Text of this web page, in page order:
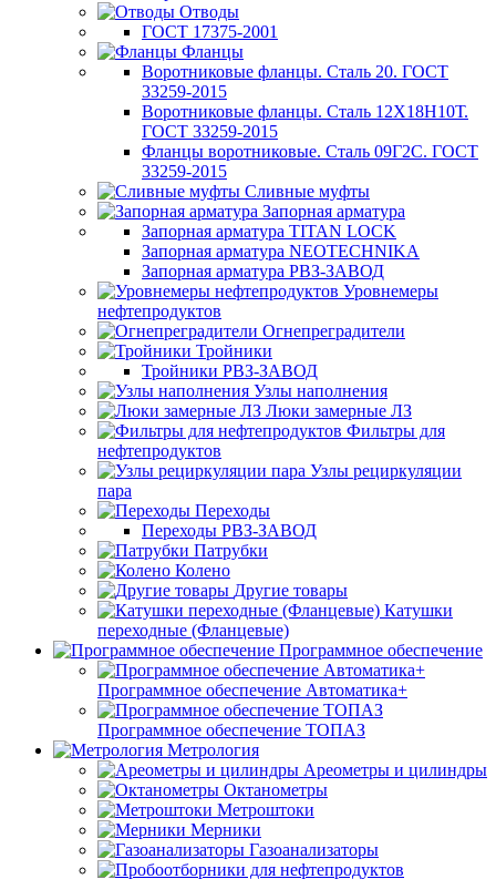
Отводы
ГОСТ 17375-2001
Фланцы
Воротниковые фланцы. Сталь 20. ГОСТ
33259-2015
Воротниковые фланцы. Сталь 12Х18Н10Т.
ГОСТ 33259-2015
Фланцы воротниковые. Сталь 09Г2С. ГОСТ
33259-2015
Сливные муфты
Запорная арматура
Запорная арматура TITAN LOCK
Запорная арматура NEOTECHNIKA
Запорная арматура РВЗ-ЗАВОД
Уровнемеры
нефтепродуктов
Огнепреградители
Тройники
Тройники РВЗ-ЗАВОД
Узлы наполнения
Люки замерные ЛЗ
Фильтры для
нефтепродуктов
Узлы рециркуляции
пара
Переходы
Переходы РВЗ-ЗАВОД
Патрубки
Колено
Другие товары
Катушки
переходные (Фланцевые)
Программное обеспечение
Программное обеспечение Автоматика+
Программное обеспечение ТОПАЗ
Метрология
Ареометры и цилиндры
Октанометры
Метроштоки
Мерники
Газоанализаторы